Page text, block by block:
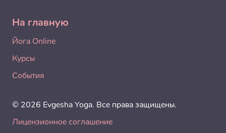
На главную
Йога Online
Курсы
События
© 2026 Evgesha Yoga. Все права защищены.
Лицензионное соглашение